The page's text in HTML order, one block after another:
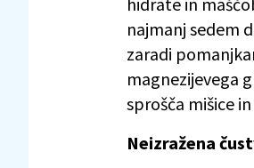
najmanj sedem
zaradi
magnezijevega
sprošča mišice
Neizražena